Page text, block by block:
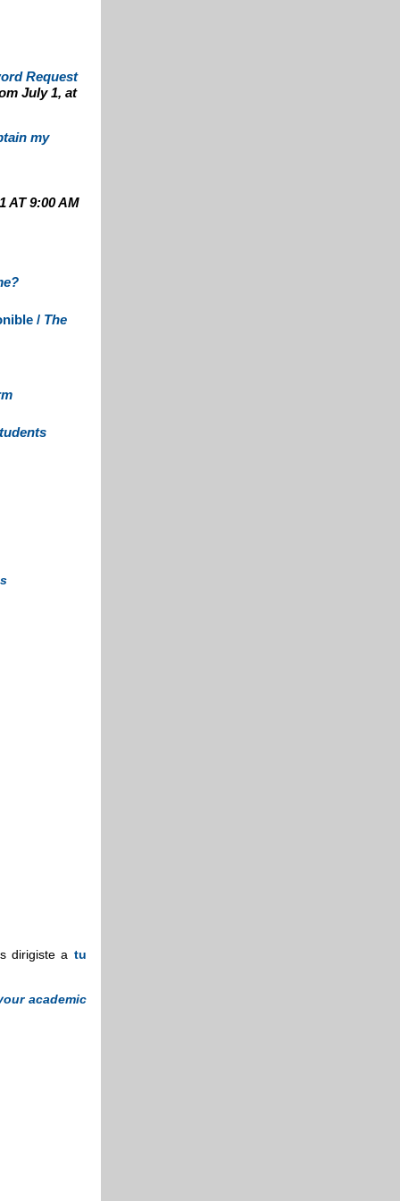
Request
July 1, at
my
AT 9:00 AM
/ The
dirigiste a tu
academic